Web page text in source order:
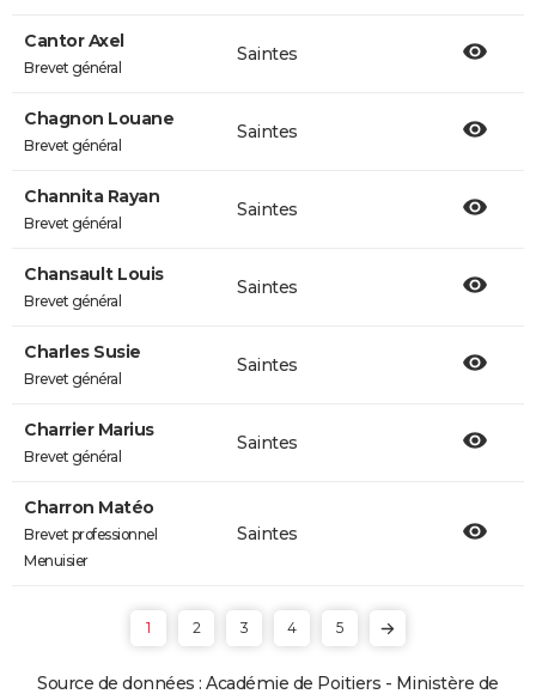
Cantor Axel
Brevet général
Saintes
Chagnon Louane
Brevet général
Saintes
Channita Rayan
Brevet général
Saintes
Chansault Louis
Brevet général
Saintes
Charles Susie
Brevet général
Saintes
Charrier Marius
Brevet général
Saintes
Charron Matéo
Brevet professionnel
Menuisier
Saintes
1 2 3 4 5
Source de données : Académie de Poitiers - Ministère de